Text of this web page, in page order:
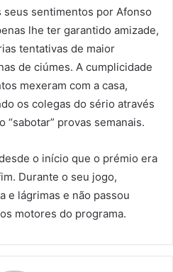
seus sentimentos por Afonso
lhe ter garantido amizade,
tentativas de maior
de ciúmes. A cumplicidade
mexeram com a casa,
os colegas do sério através
“sabotar” provas semanais.
o início que o prémio era
Durante o seu jogo,
e lágrimas e não passou
motores do programa.